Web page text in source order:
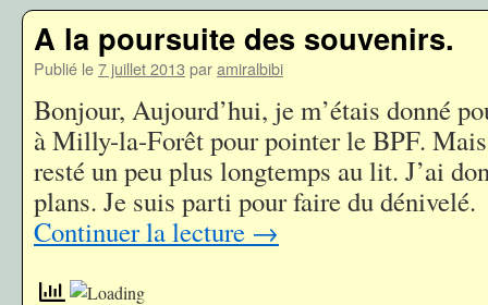
A la poursuite des souvenirs.
Publié le7 juillet 2013 paramiralbibi
Bonjour, Aujourd’hui, je m’étais donné
à Milly-la-Forêt pour pointer le BPF.
resté un peu plus longtemps au lit. J’ai
plans. Je suis parti pour faire du
Continuer la lecture →